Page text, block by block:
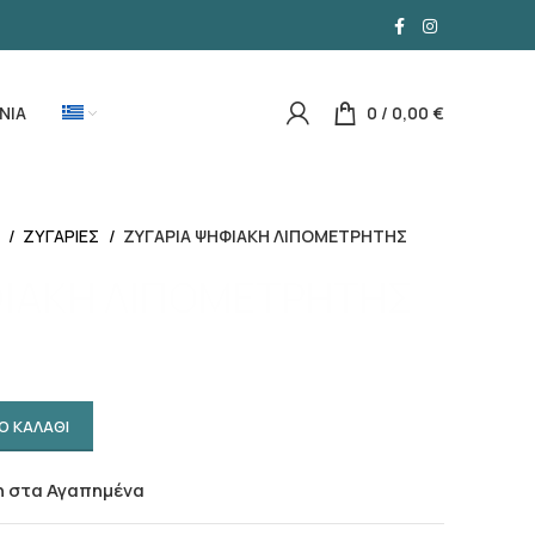
0 / 0,00 €
ΖΥΓΑΡΙΕΣ ΖΥΓΑΡΙΑ ΨΗΦΙΑΚΗ ΛΙΠΟΜΕΤΡΗΤΗΣ
ΚΑΛΑΘΙ
στα Αγαπημένα